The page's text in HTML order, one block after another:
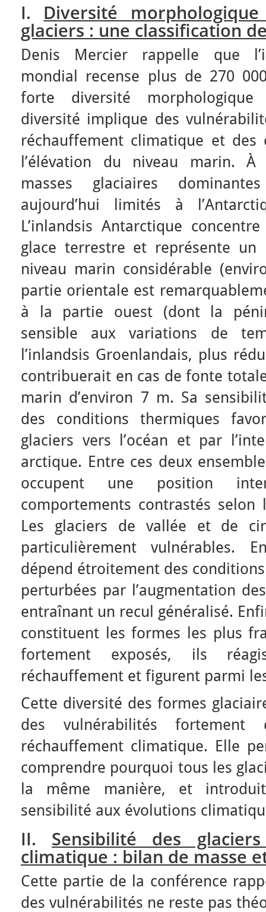
I. Diversité
glaciers : une classification
Denis Mercier rappelle que
mondial recense plus de 270
forte diversité
diversité implique des
réchauffement climatique et des
l’élévation du niveau marin. À
masses glaciaires
aujourd’hui limités à
L’inlandsis Antarctique
glace terrestre et représente un
niveau marin considérable
partie orientale est
à la partie ouest (dont la
sensible aux variations de
l’inlandsis Groenlandais, plus
contribuerait en cas de fonte
marin d’environ 7 m. Sa
des conditions thermiques
glaciers vers l’océan et par
arctique. Entre ces deux
occupent une position
comportements contrastés selon
Les glaciers de vallée et de
particulièrement vulnérables.
dépend étroitement des
perturbées par l’augmentation
entraînant un recul généralisé.
constituent les formes les plus
fortement exposés, ils
réchauffement et figurent parmi
Cette diversité des formes
des vulnérabilités fortement
réchauffement climatique. Elle
comprendre pourquoi tous les
la même manière, et
sensibilité aux évolutions
II. Sensibilité des
climatique : bilan de masse
Cette partie de la conférence
des vulnérabilités ne reste pas